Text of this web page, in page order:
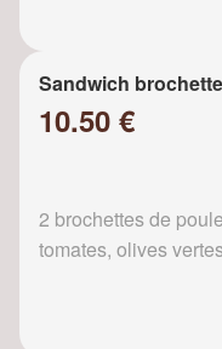
Sandwich
10.50 €
2 brochettes de
tomates, olives